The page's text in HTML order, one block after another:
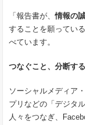
「報告書が、情報の
することを願ってい
べています。
つなぐこと、分断す
ソーシャルメディア
プリなどの「デジタ
人々をつなぎ、